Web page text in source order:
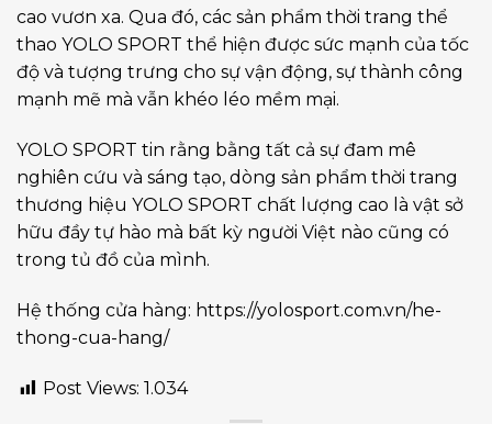
cao vươn xa. Qua đó, các sản phẩm thời trang thể
thao YOLO SPORT thể hiện được sức mạnh của tốc
độ và tượng trưng cho sự vận động, sự thành công
mạnh mẽ mà vẫn khéo léo mềm mại.
YOLO SPORT tin rằng bằng tất cả sự đam mê
nghiên cứu và sáng tạo, dòng sản phẩm thời trang
thương hiệu YOLO SPORT chất lượng cao là vật sở
hữu đầy tự hào mà bất kỳ người Việt nào cũng có
trong tủ đồ của mình.
Hệ thống cửa hàng: https://yolosport.com.vn/he-
thong-cua-hang/
Post Views: 1.034